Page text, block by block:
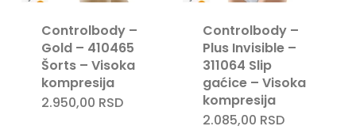
Controlbody –
Gold – 410465
Šorts – Visoka
kompresija
2.950,00 RSD
Controlbody –
Plus Invisible –
311064 Slip
gaćice – Visoka
kompresija
2.085,00 RSD